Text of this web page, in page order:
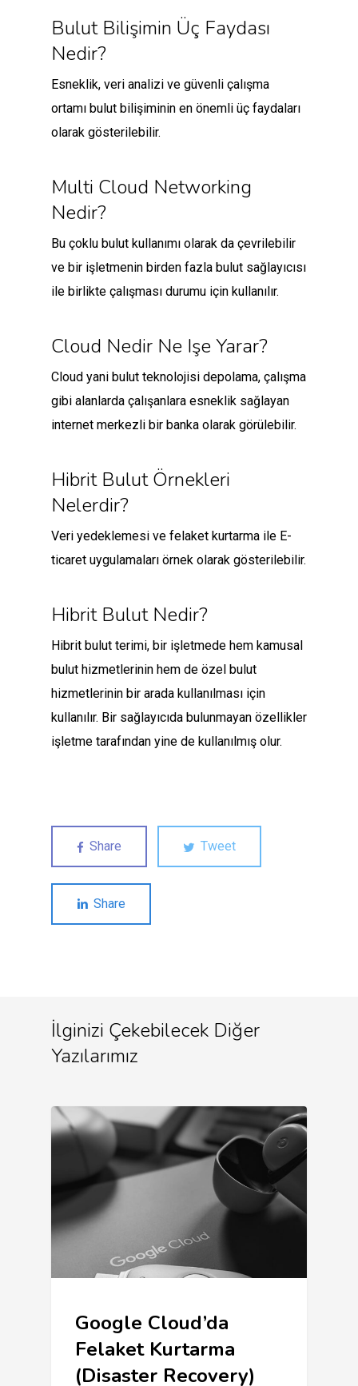
Bulut Bilişimin Üç Faydası
Nedir?
Esneklik, veri analizi ve güvenli çalışma
ortamı bulut bilişiminin en önemli üç faydaları
olarak gösterilebilir.
Multi Cloud Networking
Nedir?
Bu çoklu bulut kullanımı olarak da çevrilebilir
ve bir işletmenin birden fazla bulut sağlayıcısı
ile birlikte çalışması durumu için kullanılır.
Cloud Nedir Ne Işe Yarar?
Cloud yani bulut teknolojisi depolama, çalışma
gibi alanlarda çalışanlara esneklik sağlayan
internet merkezli bir banka olarak görülebilir.
Hibrit Bulut Örnekleri
Nelerdir?
Veri yedeklemesi ve felaket kurtarma ile E-
ticaret uygulamaları örnek olarak gösterilebilir.
Hibrit Bulut Nedir?
Hibrit bulut terimi, bir işletmede hem kamusal
bulut hizmetlerinin hem de özel bulut
hizmetlerinin bir arada kullanılması için
kullanılır. Bir sağlayıcıda bulunmayan özellikler
işletme tarafından yine de kullanılmış olur.
Share Tweet
Share
İlginizi Çekebilecek Diğer
Yazılarımız
Google Cloud’da
Felaket Kurtarma
(Disaster Recovery)